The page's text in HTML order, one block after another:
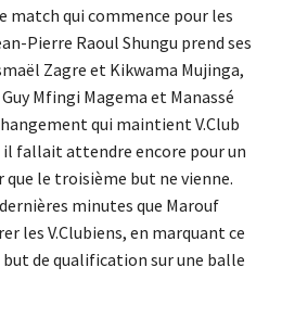
match qui commence pour les
Pierre Raoul Shungu prend ses
Zagre et Kikwama Mujinga,
Mfingi Magema et Manassé
qui maintient V.Club
il fallait attendre encore pour un
le troisième but ne vienne.
minutes que Marouf
les V.Clubiens, en marquant ce
de qualification sur une balle